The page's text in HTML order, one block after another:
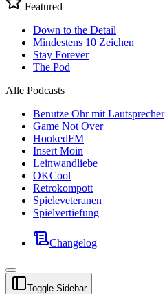
Featured
Down to the Detail
Mindestens 10 Zeichen
Stay Forever
The Pod
Alle Podcasts
Benutze Ohr mit Lautsprecher
Game Not Over
HookedFM
Insert Moin
Leinwandliebe
OKCool
Retrokompott
Spieleveteranen
Spielvertiefung
Changelog
Toggle Sidebar